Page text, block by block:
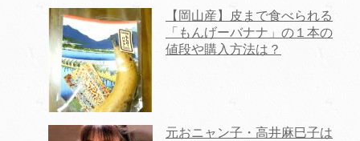
【岡山産】皮まで食べられる
「もんげーバナナ」の１本の
値段や購入方法は？
元おニャン子・高井麻巳子は